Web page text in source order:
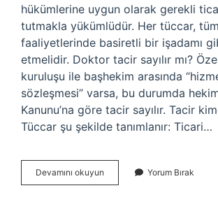
hükümlerine uygun olarak gerekli
tutmakla yükümlüdür. Her tüccar,
faaliyetlerinde basiretli bir işadamı
etmelidir. Doktor tacir sayılır mı?
kuruluşu ile başhekim arasında
sözleşmesi” varsa, bu durumda
Kanunu’na göre tacir sayılır. Tacir
Tüccar şu şekilde tanımlanır: Ticari…
Devamını okuyun
Nedir
Yorum Bırak